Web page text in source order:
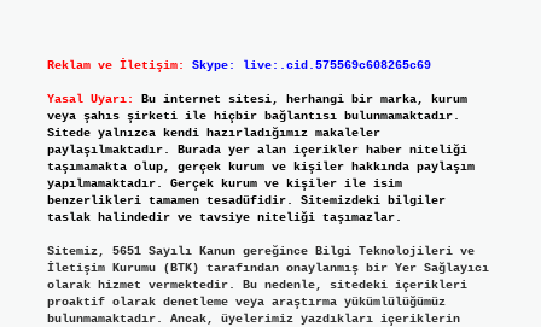
Reklam ve İletişim: Skype: live:.cid.575569c608265c69
Yasal Uyarı:
Bu internet sitesi, herhangi bir marka, kurum
veya şahıs şirketi ile hiçbir bağlantısı bulunmamaktadır.
Sitede yalnızca kendi hazırladığımız makaleler
paylaşılmaktadır. Burada yer alan içerikler haber niteliği
taşımamakta olup, gerçek kurum ve kişiler hakkında paylaşım
yapılmamaktadır. Gerçek kurum ve kişiler ile isim
benzerlikleri tamamen tesadüfidir. Sitemizdeki bilgiler
taslak halindedir ve tavsiye niteliği taşımazlar.
Sitemiz, 5651 Sayılı Kanun gereğince Bilgi Teknolojileri ve
İletişim Kurumu (BTK) tarafından onaylanmış bir Yer Sağlayıcı
olarak hizmet vermektedir. Bu nedenle, sitedeki içerikleri
proaktif olarak denetleme veya araştırma yükümlülüğümüz
bulunmamaktadır. Ancak, üyelerimiz yazdıkları içeriklerin